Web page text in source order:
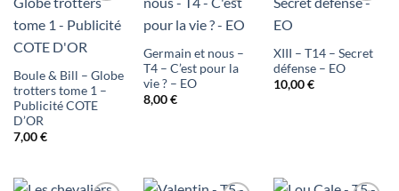
Ajouter
à ma
d'envies
Boule & Bill – Globe
trotters tome 1 –
Publicité COTE
D’OR
7,00€
Ajouter
liste
d'envies
Germain et nous –
T4 – C’est pour la
vie ? – EO
8,00€
liste
XIII – T14 – Secret
défense – EO
10,00€